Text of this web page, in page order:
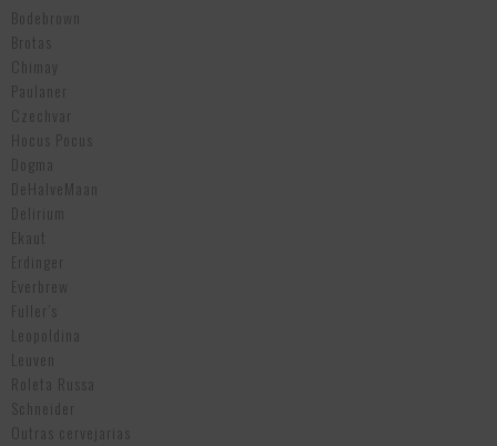
Bodebrown
Brotas
Chimay
Paulaner
Czechvar
Hocus Pocus
Dogma
DeHalveMaan
Delirium
Ekaut
Erdinger
Everbrew
Fuller’s
Leopoldina
Leuven
Roleta Russa
Schneider
Outras cervejarias